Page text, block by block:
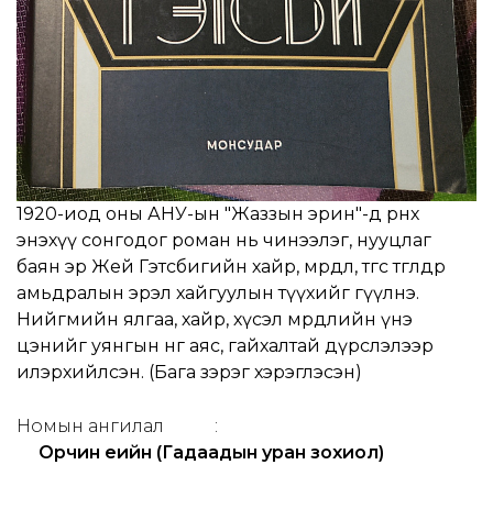
1920-иод оны АНУ-ын "Жаззын эрин"-д өрнөх
энэхүү сонгодог роман нь чинээлэг, нууцлаг
баян эр Жей Гэтсбигийн хайр, мөрөөдөл, төгс төгөлдөр
амьдралын эрэл хайгуулын түүхийг өгүүлнэ.
Нийгмийн ялгаа, хайр, хүсэл мөрөөдлийн үнэ
цэнийг уянгын өнгө аяс, гайхалтай дүрслэлээр
илэрхийлсэн. (Бага зэрэг хэрэглэсэн)
Номын ангилал
:
Орчин үеийн (Гадаадын уран зохиол)